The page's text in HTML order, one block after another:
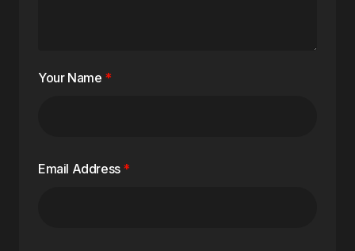
Your Name *
Email Address *